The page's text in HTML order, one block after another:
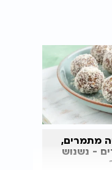
מתמרים,
- נשנוש